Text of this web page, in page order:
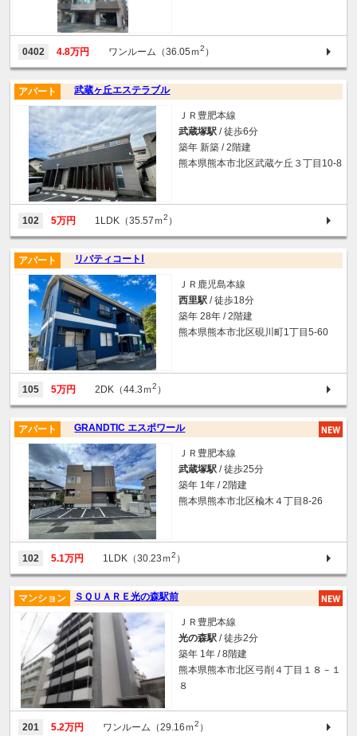
0402 4.8万円 ワンルーム（36.05ｍ2 ）
武蔵ヶ丘エステラブル
アパート
ＪＲ豊肥本線
武蔵塚駅 / 徒歩6分
築年 新築 / 2階建
熊本県熊本市北区武蔵ケ丘３丁目10-8
102 5万円 1LDK（35.57ｍ2 ）
リバティコートⅠ
アパート
ＪＲ鹿児島本線
西里駅 / 徒歩18分
築年 28年 / 2階建
熊本県熊本市北区硯川町1丁目5-60
105 5万円 2DK（44.3ｍ2 ）
GRANDTIC エスポワール
アパート
ＪＲ豊肥本線
武蔵塚駅 / 徒歩25分
築年 1年 / 2階建
熊本県熊本市北区楡木４丁目8-26
102 5.1万円 1LDK（30.23ｍ2 ）
ＳＱＵＡＲＥ光の森駅前
マンション
ＪＲ豊肥本線
光の森駅 / 徒歩2分
築年 1年 / 8階建
熊本県熊本市北区弓削４丁目１８－１
８
201 5.2万円 ワンルーム（29.16ｍ2 ）